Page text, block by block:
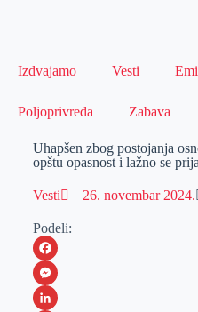
Izdvajamo Vesti
Poljoprivreda Zabava
Uhapšen zbog postojanja
opštu opasnost i lažno se
Vesti 26. novembar 2024.
Podeli:
F
aM